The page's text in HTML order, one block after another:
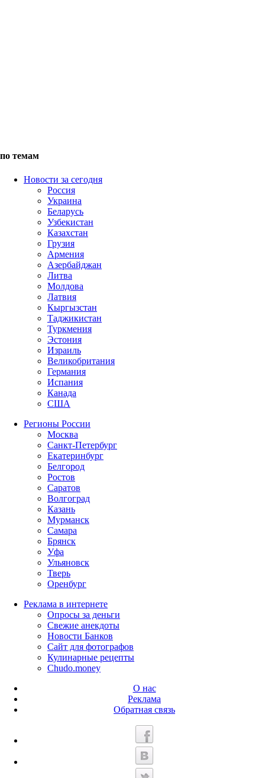
по темам
Новости за сегодня
Россия
Украина
Беларусь
Узбекистан
Казахстан
Грузия
Армения
Азербайджан
Литва
Молдова
Латвия
Кыргызстан
Таджикистан
Туркмения
Эстония
Израиль
Великобритания
Германия
Испания
Канада
США
Регионы России
Москва
Санкт-Петербург
Екатеринбург
Белгород
Ростов
Саратов
Волгоград
Казань
Мурманск
Самара
Брянск
Уфа
Ульяновск
Тверь
Оренбург
Реклама в интернете
Опросы за деньги
Свежие анекдоты
Новости Банков
Сайт для фотографов
Кулинарные рецепты
Chudo.money
О нас
Реклама
Обратная связь